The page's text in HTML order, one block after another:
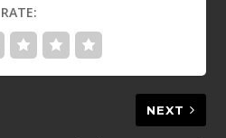
RATE:
NEXT